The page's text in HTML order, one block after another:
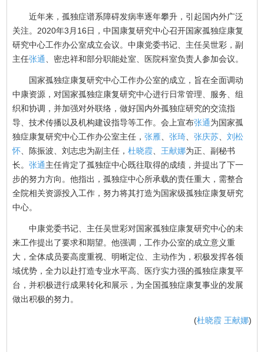
近年来，孤独症谱系障碍发病率逐年攀升，引起国内外广泛
关注。2020年3月16日，中国康复研究中心召开国家孤独症康复
研究中心工作办公室成立会议。中康党委书记、主任吴世彩，副
主任张通 、密忠祥和部分职能处室、医院科室负责人参加会议。
国家孤独症康复研究中心工作办公室的成立，旨在全面调动
中康资源，对国家孤独症康复研究中心进行日常管理、服务、组
织和协调，并加强对外联络，做好国内外孤独症研究的交流指
导、技术传播以及机构建设指导等工作。会上宣布张通为国家孤
独症康复研究中心工作办公室主任，张雁 、张琦 、张庆苏 、刘松
怀 、陈振波、刘志忠为副主任，杜晓霞 王献娜为正、副秘书
长。张通主任肯定了孤独症中心既往取得的成绩，并提出了下一
步的努力方向。他指出，孤独症中心所承载的责任重大，需整合
全院相关资源投入工作，努力将其打造为国家级孤独症康复研究
中心。
中康党委书记、主任吴世彩对国家孤独症康复研究中心的未
来工作提出了要求和期望。他强调，工作办公室的成立意义重
大，全体成员要高度重视、明晰定位、主动作为，积极发挥各领
域优势，全力以赴打造专业水平高、医疗实力强的孤独症康复平
台，并积极进行成果转化和展示，为全国孤独症康复事业的发展
做出积极的努力。
(杜晓霞 王献娜)